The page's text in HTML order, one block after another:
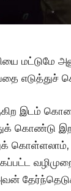
மட்டுமே
எடுத்துச்
இடம்
கொண்டு
கொள்ளலாம்,